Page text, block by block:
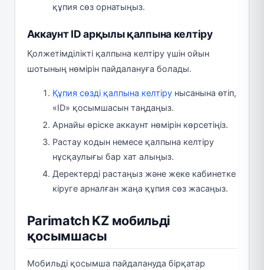
құпия сөз орнатыңыз.
Аккаунт ID арқылы қалпына келтіру
Қолжетімділікті қалпына келтіру үшін ойын
шотының нөмірін пайдалануға болады.
Құпия сөзді қалпына келтіру нысанына өтіп,
«ID» қосымшасын таңдаңыз.
Арнайы өріске аккаунт нөмірін көрсетіңіз.
Растау кодын немесе қалпына келтіру
нұсқаулығы бар хат алыңыз.
Деректерді растаңыз және жеке кабинетке
кіруге арналған жаңа құпия сөз жасаңыз.
Parimatch KZ мобильді
қосымшасы
Мобильді қосымша пайдалануда бірқатар